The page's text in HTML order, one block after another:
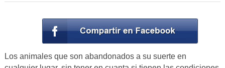
Los animales que son abandonados a su suerte en